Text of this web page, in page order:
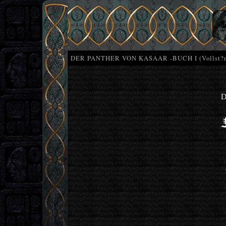
DER PANTHER VON KASAAR -BUCH I